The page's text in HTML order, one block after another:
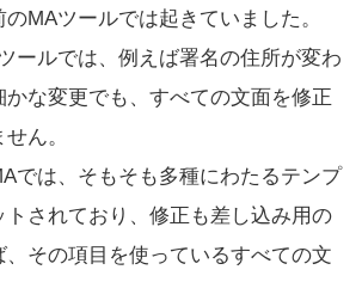
MAツールでは起きていました。
ールでは、例えば署名の住所が変わ
かな変更でも、すべての文面を修正
ん。
では、そもそも多種にわたるテンプ
トされており、修正も差し込み用の
その項目を使っているすべての文